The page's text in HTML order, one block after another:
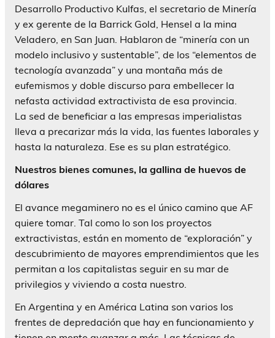
Desarrollo Productivo Kulfas, el secretario de Minería
y ex gerente de la Barrick Gold, Hensel a la mina
Veladero, en San Juan. Hablaron de “minería con un
modelo inclusivo y sustentable”, de los “elementos de
tecnología avanzada” y una montaña más de
eufemismos y doble discurso para embellecer la
nefasta actividad extractivista de esa provincia.
La sed de beneficiar a las empresas imperialistas
lleva a precarizar más la vida, las fuentes laborales y
hasta la naturaleza. Ese es su plan estratégico.
Nuestros bienes comunes, la gallina de huevos de
dólares
El avance megaminero no es el único camino que AF
quiere tomar. Tal como lo son los proyectos
extractivistas, están en momento de “exploración” y
descubrimiento de mayores emprendimientos que les
permitan a los capitalistas seguir en su mar de
privilegios y viviendo a costa nuestro.
En Argentina y en América Latina son varios los
frentes de depredación que hay en funcionamiento y